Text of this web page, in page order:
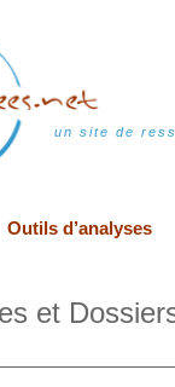
un site de
Outils d’analyses
et